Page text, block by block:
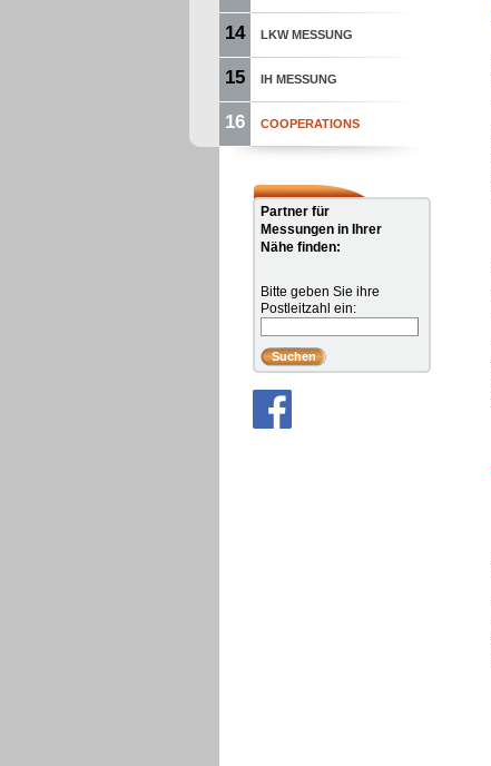
14 LKW MESSUNG
15 IH MESSUNG
16 COOPERATIONS
Partner für
Messungen in Ihrer
Nähe finden:
Bitte geben Sie ihre
Postleitzahl ein: